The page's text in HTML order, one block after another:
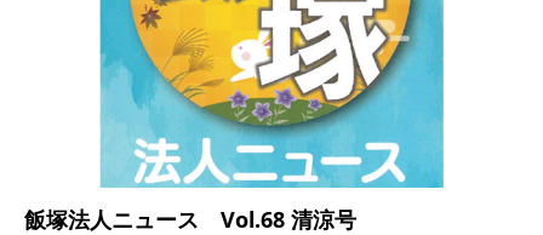
飯塚法人ニュース Vol.68 清涼号